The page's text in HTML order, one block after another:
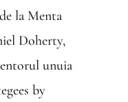
la Menta
Doherty,
unuia
by